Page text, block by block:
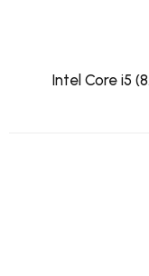
Intel Core i5